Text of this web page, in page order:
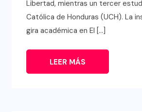
Libertad, mientras un tercer
Católica de Honduras (UCH). La
gira académica en El […]
LEER MÁS